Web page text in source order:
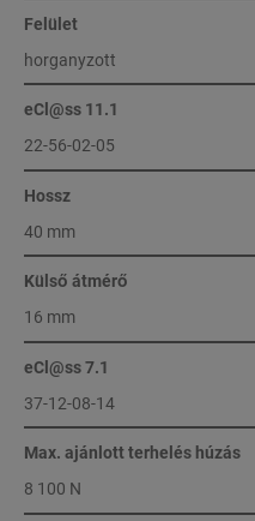
Felület
horganyzott
eCl@ss 11.1
22-56-02-05
Hossz
40 mm
Külső átmérő
16 mm
eCl@ss 7.1
37-12-08-14
Max. ajánlott terhelés húzás
8 100 N